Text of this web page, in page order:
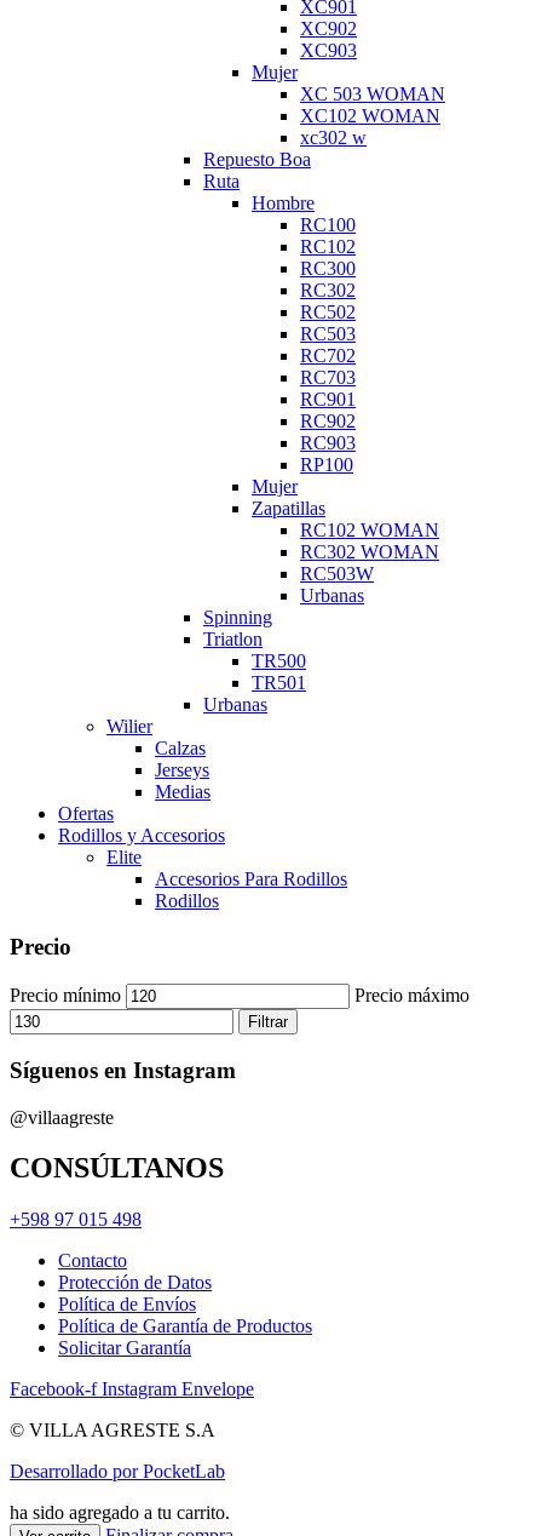
XC901
XC902
XC903
Mujer
XC 503 WOMAN
XC102 WOMAN
xc302 w
Repuesto Boa
Ruta
Hombre
RC100
RC102
RC300
RC302
RC502
RC503
RC702
RC703
RC901
RC902
RC903
RP100
Mujer
Zapatillas
RC102 WOMAN
RC302 WOMAN
RC503W
Urbanas
Spinning
Triatlon
TR500
TR501
Urbanas
Wilier
Calzas
Jerseys
Medias
Ofertas
Rodillos y Accesorios
Elite
Accesorios Para Rodillos
Rodillos
Precio
Precio mínimo Precio máximo
Filtrar
Síguenos en Instagram
@villaagreste
CONSÚLTANOS
+598 97 015 498
Contacto
Protección de Datos
Política de Envíos
Política de Garantía de Productos
Solicitar Garantía
Facebook-f Instagram Envelope
© VILLA AGRESTE S.A
Desarrollado por PocketLab
ha sido agregado a tu carrito.